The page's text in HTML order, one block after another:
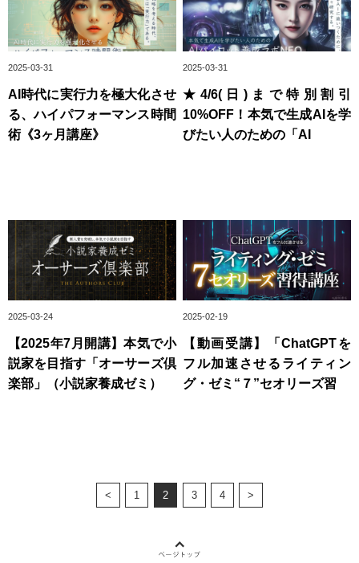
2025-03-31
AI時代に実行力を極大化させ
る、ハイパフォーマンス時間
術《3ヶ月講座》
2025-03-31
★4/6(日)まで特別割引
10%OFF！本気で生成AIを学
びたい人のための「AI
2025-03-24
【2025年7月開講】本気で小
説家を目指す「オーサーズ倶
楽部」（小説家養成ゼミ）
2025-02-19
【動画受講】「ChatGPTを
フル加速させるライティン
グ・ゼミ“７”セオリーズ習
< 1 2 3 4 >